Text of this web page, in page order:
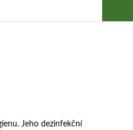
Jeho dezinfekční